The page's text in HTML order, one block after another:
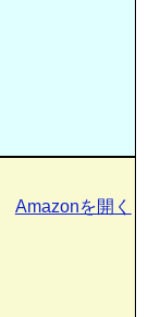
Amazonを開く